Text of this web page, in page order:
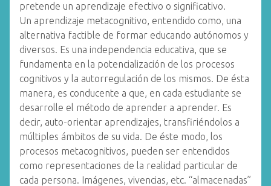
pretende un aprendizaje efectivo o significativo.
Un aprendizaje metacognitivo, entendido como, una
alternativa factible de formar educando autónomos y
diversos. Es una independencia educativa, que se
fundamenta en la potencialización de los procesos
cognitivos y la autorregulación de los mismos. De ésta
manera, es conducente a que, en cada estudiante se
desarrolle el método de aprender a aprender. Es
decir, auto-orientar aprendizajes, transfiriéndolos a
múltiples ámbitos de su vida. De éste modo, los
procesos metacognitivos, pueden ser entendidos
como representaciones de la realidad particular de
cada persona. Imágenes, vivencias, etc. “almacenadas”